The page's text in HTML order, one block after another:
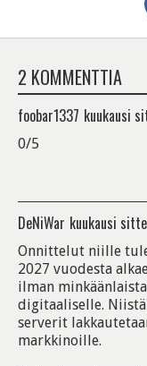
2 KOMMENTTIA
foobar1337 kuukausi
0/5
DeNiWar kuukausi
Onnittelut niille
2027 vuodesta
ilman
digitaaliselle.
serverit
markkinoille.